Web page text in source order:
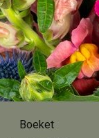
Boeket